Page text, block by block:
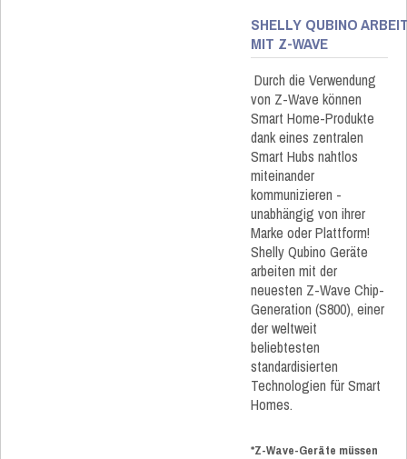
SHELLY QUBINO
MIT Z-WAVE
Durch die Verwendung
von Z-Wave können
Smart Home-Produkte
dank eines zentralen
Smart Hubs nahtlos
miteinander
kommunizieren -
unabhängig von ihrer
Marke oder Plattform!
Shelly Qubino Geräte
arbeiten mit der
neuesten Z-Wave Chip-
Generation (S800), einer
der weltweit
beliebtesten
standardisierten
Technologien für Smart
Homes.
*Z-Wave-Geräte müssen